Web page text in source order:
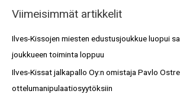
c
h
Viimeisimmät artikkelit
Ilves-Kissojen miesten edustusjoukkue luopui
joukkueen toiminta loppuu
Ilves-Kissat jalkapallo Oy:n omistaja Pavlo
ottelumanipulaatiosyytöksiin
i
t
o
t